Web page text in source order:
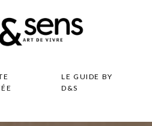
LE GUIDE BY
D&S